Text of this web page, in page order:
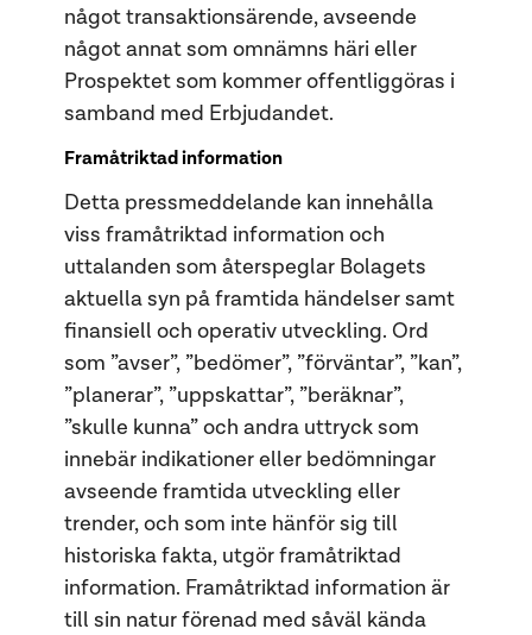
något transaktionsärende, avseende
något annat som omnämns häri eller
Prospektet som kommer offentliggöras i
samband med Erbjudandet.
Framåtriktad information
Detta pressmeddelande kan innehålla
viss framåtriktad information och
uttalanden som återspeglar Bolagets
aktuella syn på framtida händelser samt
finansiell och operativ utveckling. Ord
som ”avser”, ”bedömer”, ”förväntar”, ”kan”,
”planerar”, ”uppskattar”, ”beräknar”,
”skulle kunna” och andra uttryck som
innebär indikationer eller bedömningar
avseende framtida utveckling eller
trender, och som inte hänför sig till
historiska fakta, utgör framåtriktad
information. Framåtriktad information är
till sin natur förenad med såväl kända